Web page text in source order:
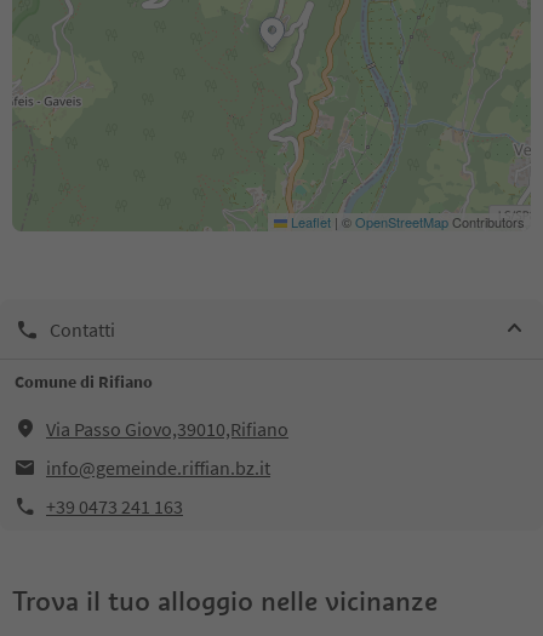
Leaflet | ©OpenStreetMapContributors
Contatti
Comune di Rifiano
Via Passo Giovo,39010,Rifiano
info@gemeinde.riffian.bz.it
+39 0473 241 163
Trova il tuo alloggio nelle vicinanze